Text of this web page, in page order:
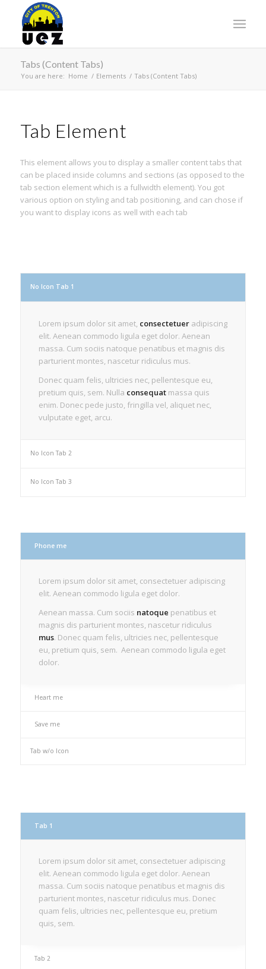
Tabs (Content Tabs)
You are here: Home / Elements / Tabs (Content Tabs)
Tab Element
This element allows you to display a smaller content tabs that
can be placed inside columns and sections (as opposed to the
tab section element which is a fullwidth element). You got
various option on styling and tab positioning, and can chose if
you want to display icons as well with each tab
No Icon Tab 1
Lorem ipsum dolor sit amet, consectetueradipiscing
elit. Aenean commodo ligula eget dolor. Aenean
massa. Cum sociis natoque penatibus et magnis dis
parturient montes, nascetur ridiculus mus.
Donec quam felis, ultricies nec, pellentesque eu,
pretium quis, sem. Nulla consequatmassa quis
enim. Donec pede justo, fringilla vel, aliquet nec,
vulputate eget, arcu.
No Icon Tab 2
No Icon Tab 3
Phone me
Lorem ipsum dolor sit amet, consectetuer adipiscing
elit. Aenean commodo ligula eget dolor.
Aenean massa. Cum sociis natoque penatibus et
magnis dis parturient montes, nascetur ridiculus
mus. Donec quam felis, ultricies nec, pellentesque
eu, pretium quis, sem. Aenean commodo ligula eget
dolor.
Heart me
Save me
Tab w/o Icon
Tab 1
Lorem ipsum dolor sit amet, consectetuer adipiscing
elit. Aenean commodo ligula eget dolor. Aenean
massa. Cum sociis natoque penatibus et magnis dis
parturient montes, nascetur ridiculus mus. Donec
quam felis, ultricies nec, pellentesque eu, pretium
quis, sem.
Tab 2